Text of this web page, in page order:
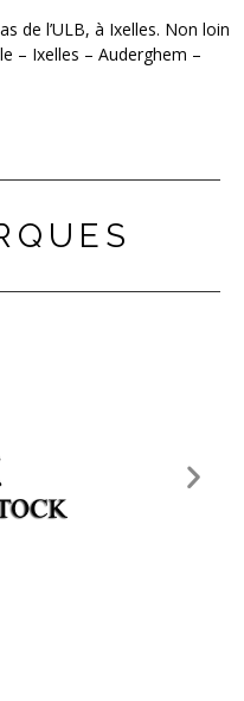
de l’ULB, à Ixelles. Non loin
– Ixelles – Auderghem –